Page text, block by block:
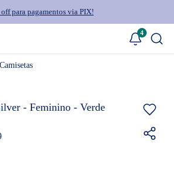
para pagamentos via PIX!
4
Camisetas
- Feminino - Verde